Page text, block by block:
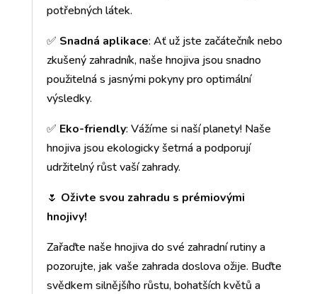
potřebných látek.
✅ Snadná aplikace: Ať už jste začátečník nebo
zkušený zahradník, naše hnojiva jsou snadno
použitelná s jasnými pokyny pro optimální
výsledky.
✅ Eko-friendly: Vážíme si naší planety! Naše
hnojiva jsou ekologicky šetrná a podporují
udržitelný růst vaší zahrady.
🌷 Oživte svou zahradu s prémiovými
hnojivy!
Zařaďte naše hnojiva do své zahradní rutiny a
pozorujte, jak vaše zahrada doslova ožije. Buďte
svědkem silnějšího růstu, bohatších květů a